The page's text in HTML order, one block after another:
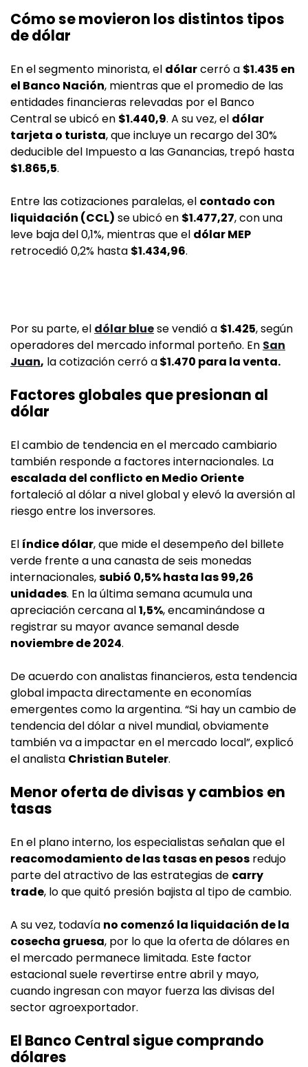
Cómo se movieron los distintos tipos
de dólar
En el segmento minorista, el dólarcerró a $1.435 en
el Banco Nación, mientras que el promedio de las
entidades financieras relevadas por el Banco
Central se ubicó en $1.440,9. A su vez, el dólar
tarjeta o turista, que incluye un recargo del 30%
deducible del Impuesto a las Ganancias, trepó hasta
$1.865,5.
Entre las cotizaciones paralelas, el contado con
liquidación (CCL) se ubicó en $1.477,27, con una
leve baja del 0,1%, mientras que el dólar MEP
retrocedió 0,2% hasta $1.434,96.
Por su parte, el dólar bluese vendió a $1.425, según
operadores del mercado informal porteño. En San
Juan, la cotización cerró a$1.470 para la venta.
Factores globales que presionan al
dólar
El cambio de tendencia en el mercado cambiario
también responde a factores internacionales. La
escalada del conflicto en Medio Oriente
fortaleció al dólar a nivel global y elevó la aversión al
riesgo entre los inversores.
El índice dólar, que mide el desempeño del billete
verde frente a una canasta de seis monedas
internacionales,subió 0,5% hasta las 99,26
unidades. En la última semana acumula una
apreciación cercana al1,5%, encaminándose a
registrar su mayor avance semanal desde
noviembre de 2024.
De acuerdo con analistas financieros, esta tendencia
global impacta directamente en economías
emergentes como la argentina. “Si hay un cambio de
tendencia del dólar a nivel mundial, obviamente
también va a impactar en el mercado local”, explicó
el analista Christian Buteler.
Menor oferta de divisas y cambios en
tasas
En el plano interno, los especialistas señalan que el
reacomodamiento de las tasas en pesos redujo
parte del atractivo de las estrategias de carry
trade, lo que quitó presión bajista al tipo de cambio.
A su vez, todavía no comenzó la liquidación de la
cosecha gruesa, por lo que la oferta de dólares en
el mercado permanece limitada. Este factor
estacional suele revertirse entre abril y mayo,
cuando ingresan con mayor fuerza las divisas del
sector agroexportador.
El Banco Central sigue comprando
dólares